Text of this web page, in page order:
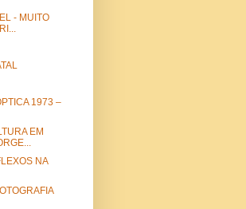
- MUITO
1973 –
EM
NA